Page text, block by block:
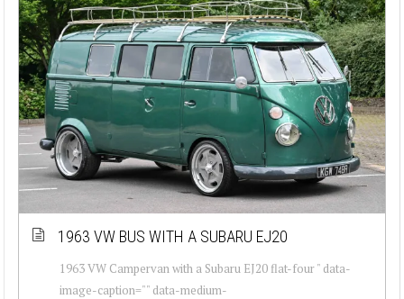
1963 VW BUS WITH A SUBARU EJ20
1963 VW Campervan with a Subaru EJ20 flat-four " data-
image-caption="" data-medium-